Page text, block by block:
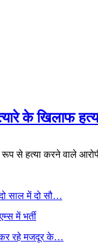
के खिलाफ
रूप से हत्या करने वाले
साल में दो सौ…
में भर्ती
कर रहे मजदूर के…